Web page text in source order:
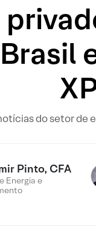
do setor de
Pinto, CFA
Energia e